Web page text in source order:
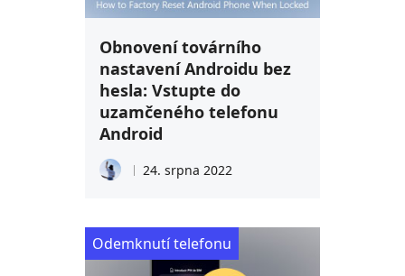
Obnovení továrního
nastavení Androidu bez
hesla: Vstupte do
uzamčeného telefonu
Android
24. srpna 2022
Odemknutí telefonu